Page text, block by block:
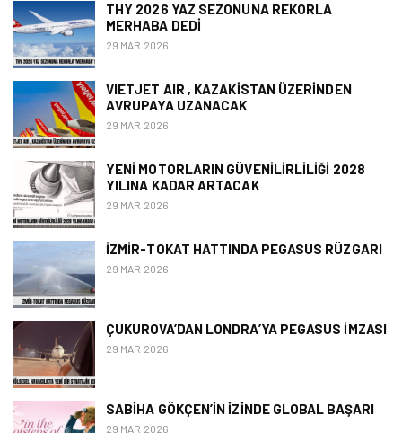
THY 2026 YAZ SEZONUNA REKORLA
MERHABA DEDI
29 MAR 2026
VIETJET AIR , KAZAKISTAN ÜZERINDEN
AVRUPAYA UZANACAK
29 MAR 2026
YENI MOTORLARIN GÜVENILIRLILIĞI 2028
YILINA KADAR ARTACAK
29 MAR 2026
İZMIR-TOKAT HATTINDA PEGASUS RÜZGARI
29 MAR 2026
ÇUKUROVA’DAN LONDRA’YA PEGASUS İMZASI
29 MAR 2026
SABIHA GÖKÇEN’İN İZINDE GLOBAL BAŞARI
29 MAR 2026